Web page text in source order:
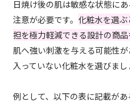
日焼け後の肌は敏感な状態に
注意が必要です。化粧水を選
担を極力軽減できる設計の商品
肌へ強い刺激を与える可能性
入っていない化粧水を選びまし
例として、以下の表に記載が